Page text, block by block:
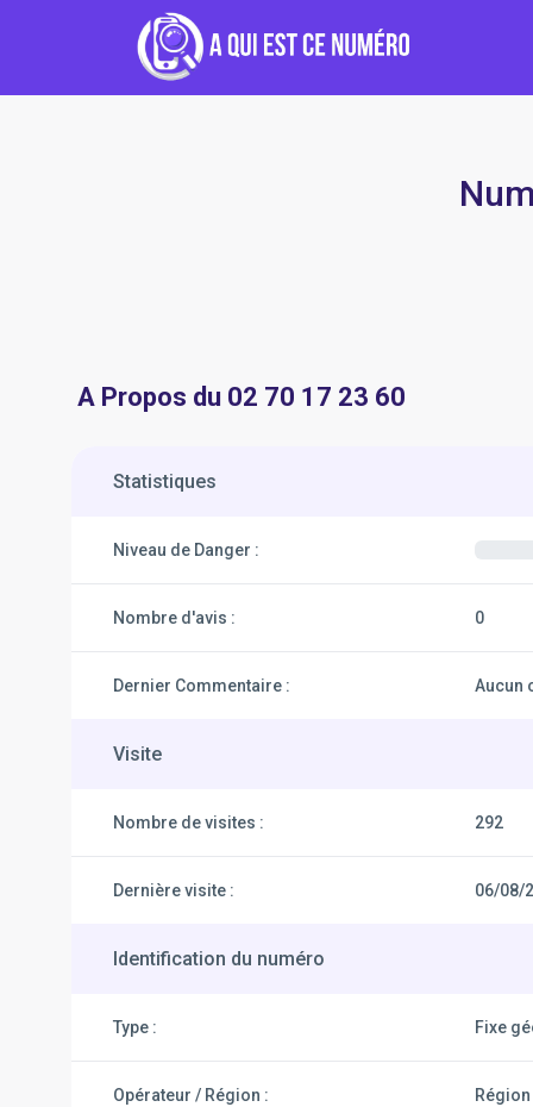
A Propos du 02 70 17 23 60
Statistiques
Niveau de Danger :
Nombre d'avis : 0
Dernier Commentaire : Aucun
Visite
Nombre de visites : 292
Dernière visite : 06/08/
Identification du numéro
Type : Fixe
Opérateur / Région :